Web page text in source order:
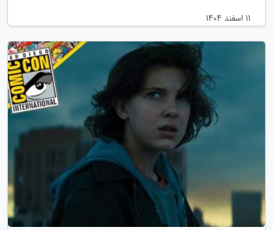
11 اسفند 1404